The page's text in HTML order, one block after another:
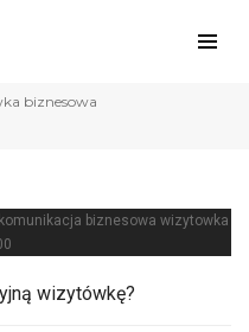
biznesowa
wizytówkę?